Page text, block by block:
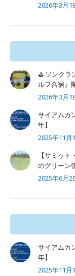
2026年3月
⛳ ソンクラ
ルフ合宿』
2026年3月
サイアムカ
年】
2025年11月
【サミッ
のグリーン
2025年6月
サイアムカ
年】
2025年11月